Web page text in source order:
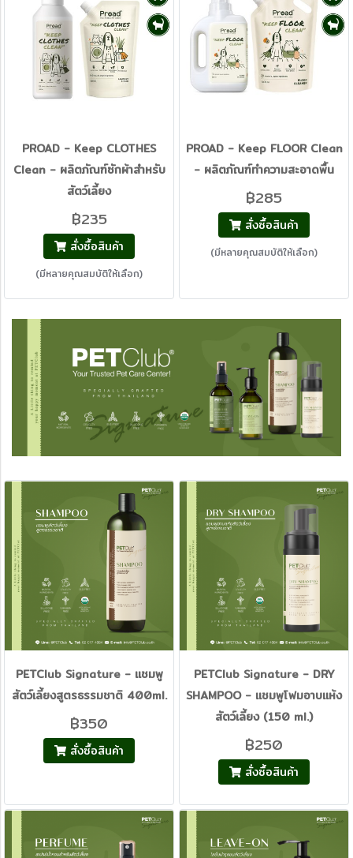
PROAD - Keep CLOTHES
Clean - ผลิตภัณฑ์ซักผ้าสำหรับ
สัตว์เลี้ยง
฿235
สั่งซื้อสินค้า
(มีหลายคุณสมบัติให้เลือก)
PROAD - Keep FLOOR Clean
- ผลิตภัณฑ์ทำความสะอาดพื้น
฿285
สั่งซื้อสินค้า
(มีหลายคุณสมบัติให้เลือก)
PETClub Signature - แชมพู
สัตว์เลี้ยงสูตรธรรมชาติ 400ml.
฿350
สั่งซื้อสินค้า
PETClub Signature - DRY
SHAMPOO - แชมพูโฟมอาบแห้ง
สัตว์เลี้ยง (150 ml.)
฿250
สั่งซื้อสินค้า